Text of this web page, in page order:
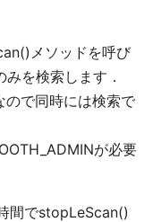
メソッドを呼び
を検索します．
で同時には検索で
が必要
間でstopLeScan()